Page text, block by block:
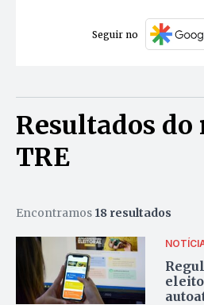
Seguir no
Resultados do
TRE
Encontramos 18 resultados